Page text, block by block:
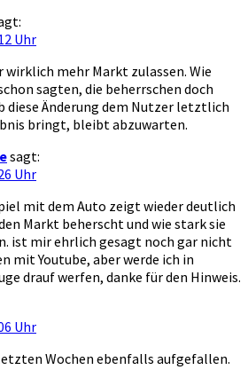
Uhr
mehr Markt zulassen. Wie
sagten, die beherrschen doch
diese Änderung dem Nutzer letztlich
bringt, bleibt abzuwarten.
sagt:
Uhr
mit dem Auto zeigt wieder deutlich
Markt beherscht und wie stark sie
ist mir ehrlich gesagt noch gar nicht
mit Youtube, aber werde ich in
drauf werfen, danke für den Hinweis.
Uhr
Wochen ebenfalls aufgefallen.